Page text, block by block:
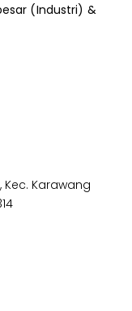
(Industri) &
Kec. Karawang